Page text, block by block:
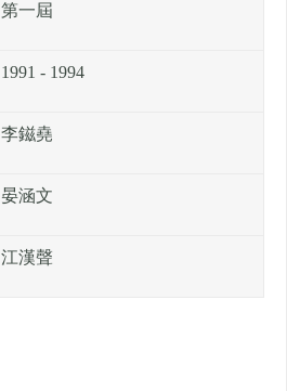
第一屆
1991 - 1994
李鎡堯
晏涵文
江漢聲